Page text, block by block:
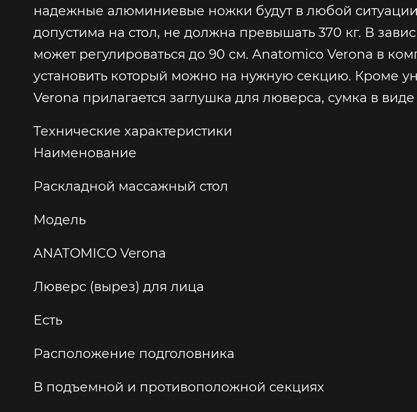
надежные алюминиевые ножки будут в любой
допустима на стол, не должна превышать 370 кг. В
может регулироваться до 90 см. Anatomico Verona в
установить который можно на нужную секцию. Кроме
Verona прилагается заглушка для люверса, сумка в
Технические характеристики
Наименование
Раскладной массажный стол
Модель
ANATOMICO Verona
Люверс (вырез) для лица
Есть
Расположение подголовника
В подъемной и противоположной секциях